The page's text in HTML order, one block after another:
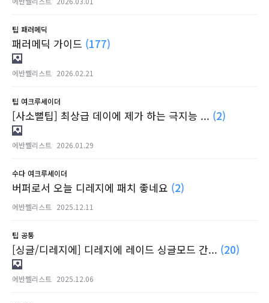
팁 패러메딕
패러메딕 가이드 (177)
에반쩰리스트 2026.02.21
팁 여크루세이더
[사소뻘팁] 최상급 데이에 제가 하는 극지능 ... (2)
에반쩰리스트 2026.01.29
수다 여크루세이더
버퍼로서 오늘 디레지에 패치 좋네요 (2)
에반쩰리스트 2025.12.11
팁 공통
[싱글/디레지에] 디레지에 레이드 싱글모드 간... (20)
에반쩰리스트 2025.12.06